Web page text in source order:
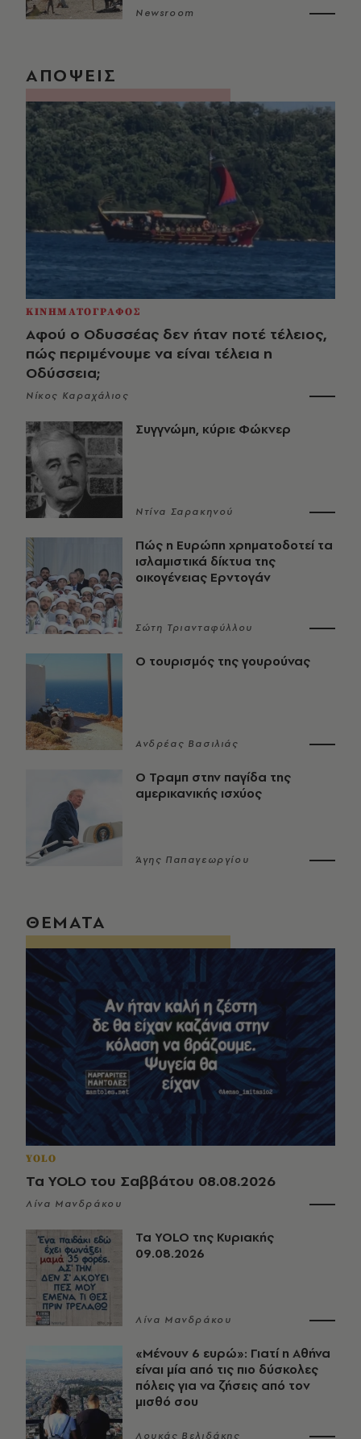
Newsroom
ΑΠΟΨΕΙΣ
ΚΙΝΗΜΑΤΟΓΡΑΦΟΣ
Αφού ο Οδυσσέας δεν ήταν ποτέ τέλειος,
πώς περιμένουμε να είναι τέλεια η
Οδύσσεια;
Νίκος Καραχάλιος
Συγγνώμη, κύριε Φώκνερ
Ντίνα Σαρακηνού
Πώς η Ευρώπη χρηματοδοτεί τα
ισλαμιστικά δίκτυα της
οικογένειας Ερντογάν
Σώτη Τριανταφύλλου
Ο τουρισμός της γουρούνας
Ανδρέας Βασιλιάς
Ο Τραμπ στην παγίδα της
αμερικανικής ισχύος
Άγης Παπαγεωργίου
ΘΕΜΑΤΑ
YOLO
Τα YOLO του Σαββάτου 08.08.2026
Λίνα Μανδράκου
Τα YOLO της Κυριακής
09.08.2026
Λίνα Μανδράκου
«Μένουν 6 ευρώ»: Γιατί η Αθήνα
είναι μία από τις πιο δύσκολες
πόλεις για να ζήσεις από τον
μισθό σου
Λουκάς Βελιδάκης